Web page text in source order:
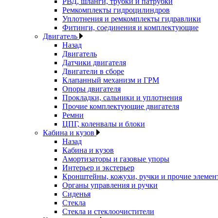
Ремкомплекты гидроцилиндров
Уплотнения и ремкомплекты гидравлики
Фитинги, соединения и комплектующие
Двигатель
Назад
Двигатель
Датчики двигателя
Двигатели в сборе
Клапанный механизм и ГРМ
Опоры двигателя
Прокладки, сальники и уплотнения
Прочие комплектующие двигателя
Ремни
ЦПГ, коленвалы и блоки
Кабина и кузов
Назад
Кабина и кузов
Амортизаторы и газовые упоры
Интерьер и экстерьер
Кронштейны, кожухи, ручки и прочие
Органы управления и ручки
Сиденья
Стекла
Стекла и стеклоочистители